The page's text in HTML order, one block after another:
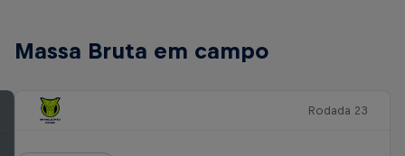
Massa Bruta em campo
Rodada 23